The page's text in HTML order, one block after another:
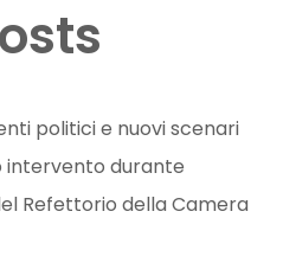
politici e nuovi scenari
intervento durante
Refettorio della Camera